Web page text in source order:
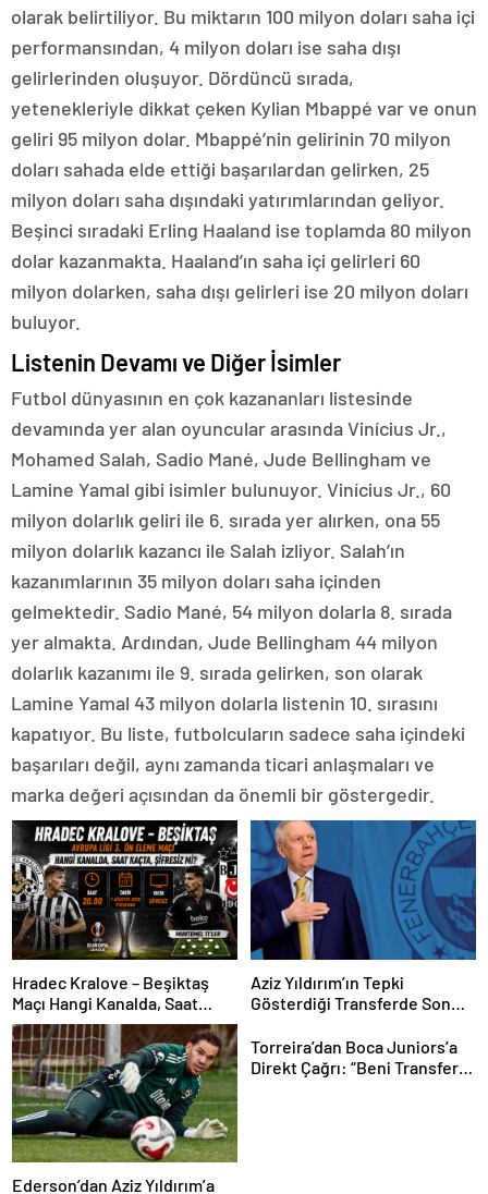
olarak belirtiliyor. Bu miktarın 100 milyon doları saha içi
performansından, 4 milyon doları ise saha dışı
gelirlerinden oluşuyor. Dördüncü sırada,
yetenekleriyle dikkat çeken Kylian Mbappé var ve onun
geliri 95 milyon dolar. Mbappé’nin gelirinin 70 milyon
doları sahada elde ettiği başarılardan gelirken, 25
milyon doları saha dışındaki yatırımlarından geliyor.
Beşinci sıradaki Erling Haaland ise toplamda 80 milyon
dolar kazanmakta. Haaland’ın saha içi gelirleri 60
milyon dolarken, saha dışı gelirleri ise 20 milyon doları
buluyor.
Listenin Devamı ve Diğer İsimler
Futbol dünyasının en çok kazananları listesinde
devamında yer alan oyuncular arasında Vinícius Jr.,
Mohamed Salah, Sadio Mané, Jude Bellingham ve
Lamine Yamal gibi isimler bulunuyor. Vinícius Jr., 60
milyon dolarlık geliri ile 6. sırada yer alırken, ona 55
milyon dolarlık kazancı ile Salah izliyor. Salah’ın
kazanımlarının 35 milyon doları saha içinden
gelmektedir. Sadio Mané, 54 milyon dolarla 8. sırada
yer almakta. Ardından, Jude Bellingham 44 milyon
dolarlık kazanımı ile 9. sırada gelirken, son olarak
Lamine Yamal 43 milyon dolarla listenin 10. sırasını
kapatıyor. Bu liste, futbolcuların sadece saha içindeki
başarıları değil, aynı zamanda ticari anlaşmaları ve
marka değeri açısından da önemli bir göstergedir.
Hradec Kralove – Beşiktaş
Maçı Hangi Kanalda, Saat
Kaçta, Şifresiz Mi? Avrupa Ligi
3. Ön Eleme Maçı Muhtemel
11’ler…
Aziz Yıldırım’ın Tepki
Gösterdiği Transferde Son
Belli Oldu
Ederson’dan Aziz Yıldırım’a
Torreira’dan Boca Juniors’a
Direkt Çağrı: “Beni Transfer